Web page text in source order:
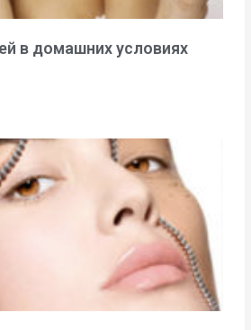
в домашних условиях